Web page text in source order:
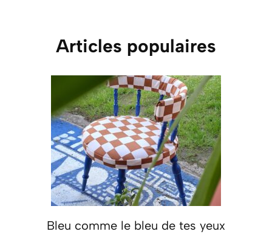
Articles populaires
Bleu comme le bleu de tes yeux